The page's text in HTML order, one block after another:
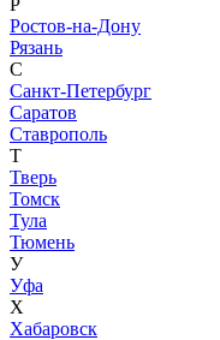
Ростов-на-Дону
Рязань
С
Санкт-Петербург
Саратов
Ставрополь
Т
Тверь
Томск
Тула
Тюмень
У
Уфа
Х
Хабаровск